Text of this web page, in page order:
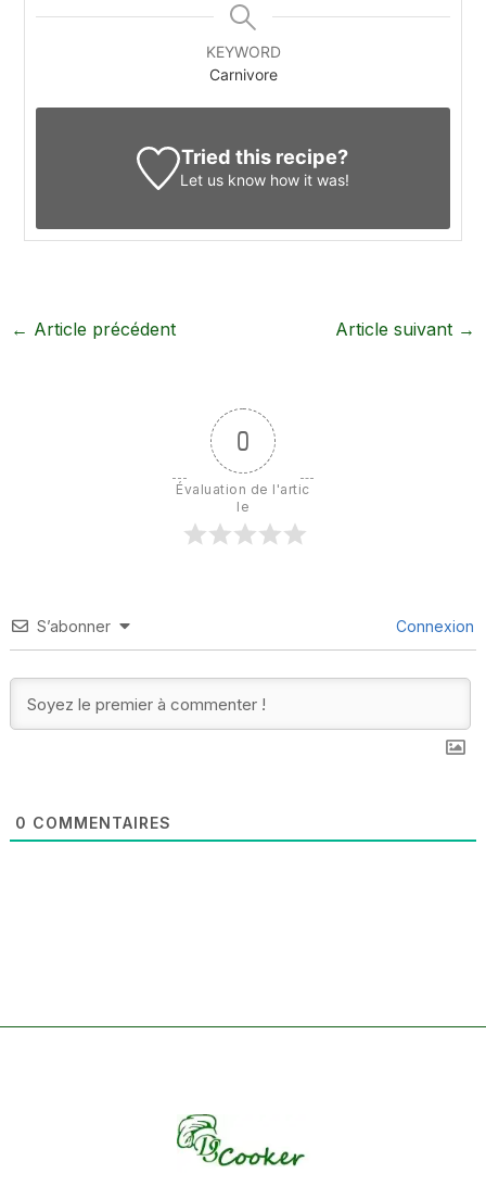
KEYWORD
Carnivore
Tried this recipe?
Let us know how it was!
← Article précédent Article suivant →
0
Évaluation de l'artic
le
S’abonner Connexion
0 COMMENTAIRES